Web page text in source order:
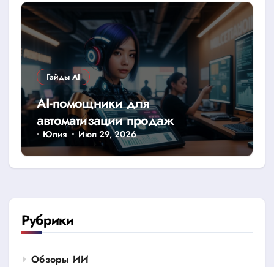
Гайды AI
AI-помощники для
автоматизации продаж
Юлия Июл 29, 2026
Рубрики
Обзоры ИИ